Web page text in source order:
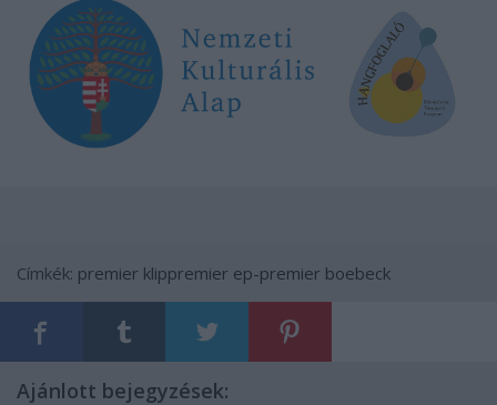
Címkék: premier klippremier ep-premier boebeck
Ajánlott bejegyzések: